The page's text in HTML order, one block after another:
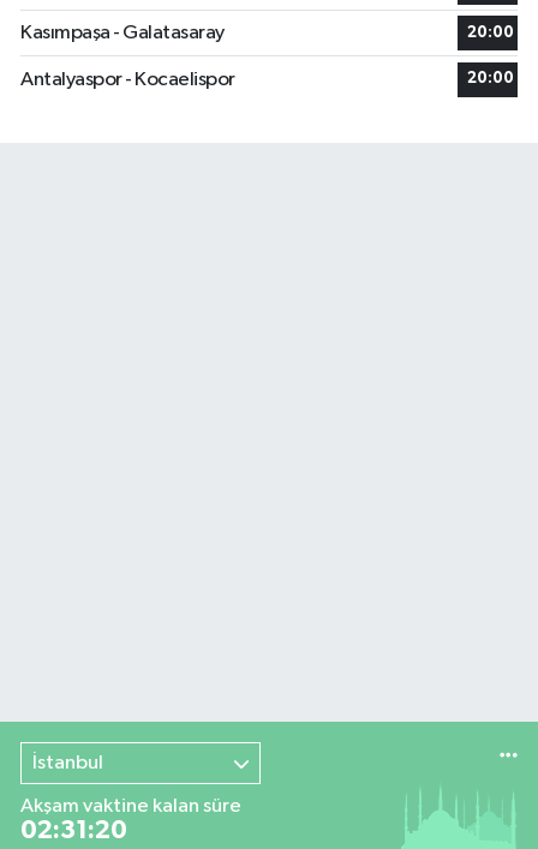
Kasımpaşa - Galatasaray 20:00
Antalyaspor - Kocaelispor 20:00
İstanbul
Akşam vaktine kalan süre
02:31:19